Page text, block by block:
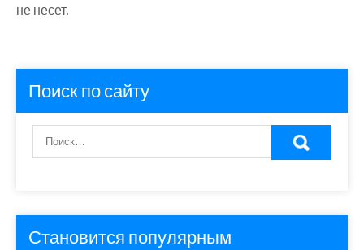
не несет.
Поиск по сайту
Становится популярным